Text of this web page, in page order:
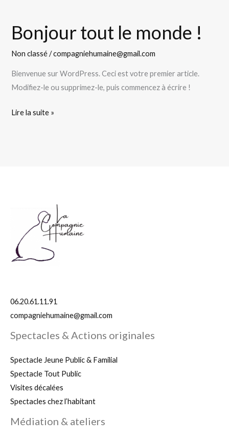
Bonjour tout le monde !
Non classé/compagniehumaine@gmail.com
Bienvenue sur WordPress. Ceci est votre premier article.
Modifiez-le ou supprimez-le, puis commencez à écrire !
Bonjour
tout
le
Lire la suite »
06.20.61.11.91
compagniehumaine@gmail.com
Spectacles & Actions originales
Spectacle Jeune Public & Familial
Spectacle Tout Public
Visites décalées
Spectacles chez l’habitant
Médiation & ateliers